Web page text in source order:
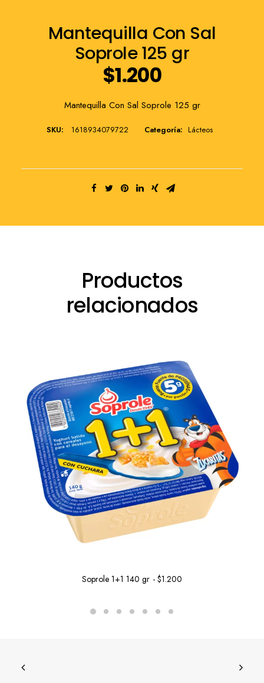
Mantequilla Con Sal
Soprole 125 gr
$1.200
Mantequilla Con Sal Soprole 125 gr
SKU: 1618934079722 Categoría: Lácteos
Productos
relacionados
Soprole 1+1 140 gr $1.200